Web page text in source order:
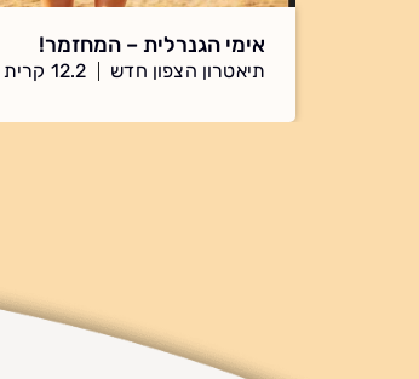
אימי הגנרלית – המחזמר!
תיאטרון הצפון חדש 12.2 קרית חיים